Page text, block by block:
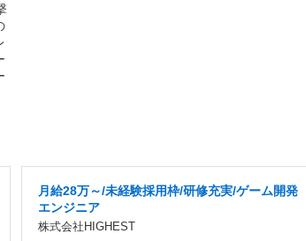
月給28万～/未経験採用枠/研修充実/ゲーム開発
エンジニア
株式会社HIGHEST